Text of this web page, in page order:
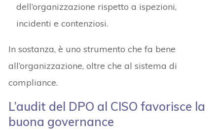
dell’organizzazione rispetto a ispezioni,
incidenti e contenziosi.
In sostanza, è uno strumento che fa bene
all’organizzazione, oltre che al sistema di
compliance.
L’audit del DPO al CISO favorisce la
buona governance